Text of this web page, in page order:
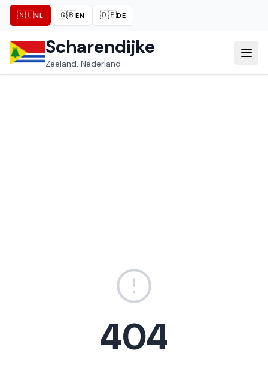
🇳🇱NL 🇬🇧EN 🇩🇪DE
Scharendijke
Zeeland, Nederland
404